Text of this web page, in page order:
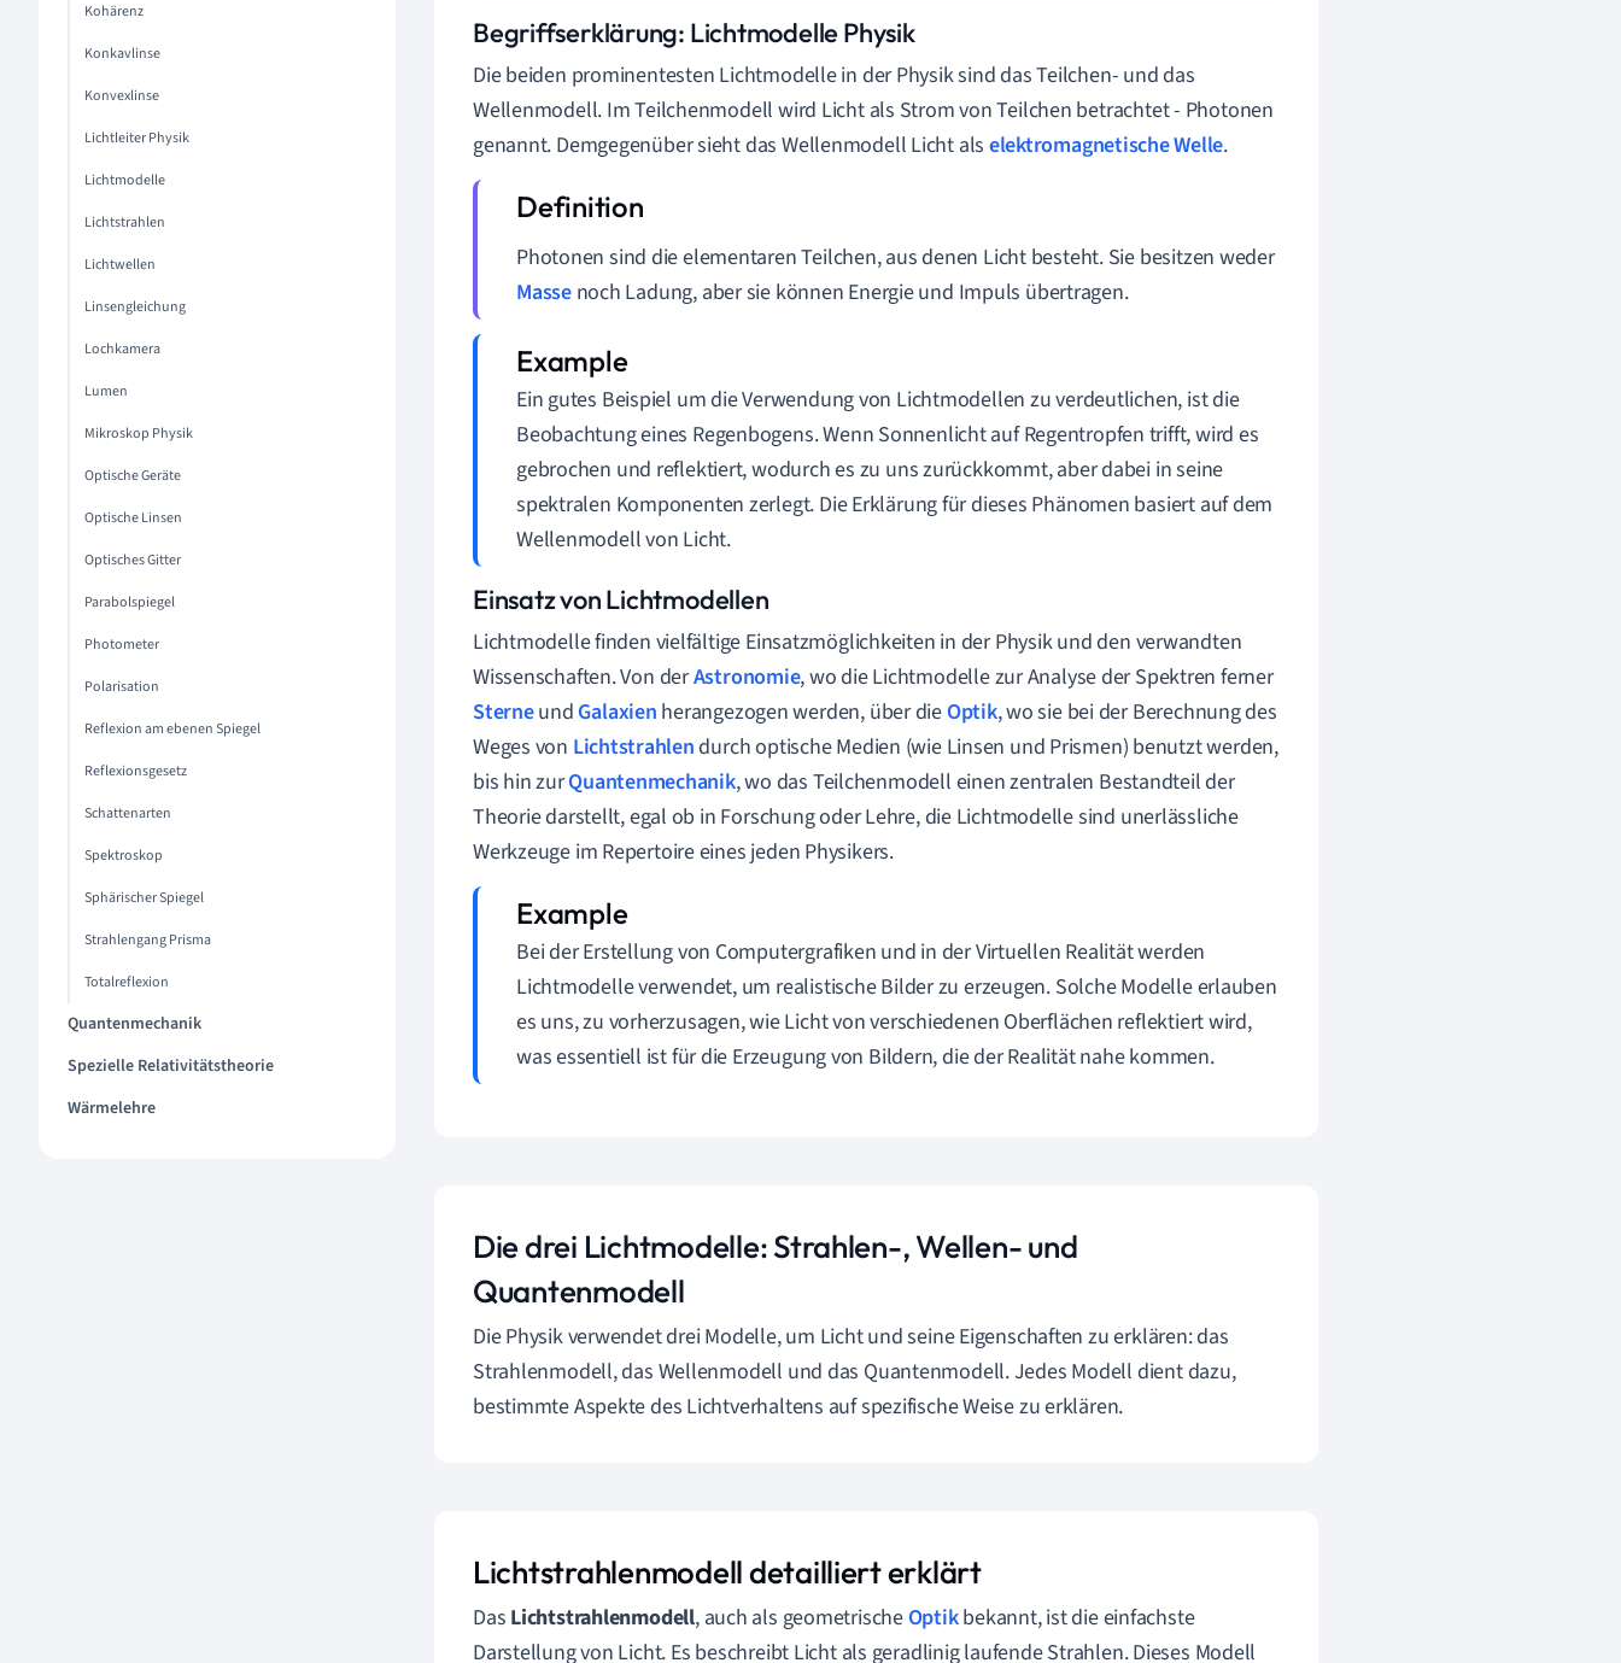
Kohärenz
Konkavlinse
Konvexlinse
Lichtleiter Physik
Lichtmodelle
Lichtstrahlen
Lichtwellen
Linsengleichung
Lochkamera
Lumen
Mikroskop Physik
Optische Geräte
Optische Linsen
Optisches Gitter
Parabolspiegel
Photometer
Polarisation
Reflexion am ebenen Spiegel
Reflexionsgesetz
Schattenarten
Spektroskop
Sphärischer Spiegel
Strahlengang Prisma
Totalreflexion
Quantenmechanik
Spezielle Relativitätstheorie
Wärmelehre
Begriffserklärung: Lichtmodelle Physik
Die beiden prominentesten Lichtmodelle in der Physik sind das Teilchen- und das
Wellenmodell. Im Teilchenmodell wird Licht als Strom von Teilchen betrachtet - Photonen
genannt. Demgegenüber sieht das Wellenmodell Licht als elektromagnetische Welle.
Photonen sind die elementaren Teilchen, aus denen Licht besteht. Sie besitzen weder
Massenoch Ladung, aber sie können Energie und Impuls übertragen.
Ein gutes Beispiel um die Verwendung von Lichtmodellen zu verdeutlichen, ist die
Beobachtung eines Regenbogens. Wenn Sonnenlicht auf Regentropfen trifft, wird es
gebrochen und reflektiert, wodurch es zu uns zurückkommt, aber dabei in seine
spektralen Komponenten zerlegt. Die Erklärung für dieses Phänomen basiert auf dem
Wellenmodell von Licht.
Einsatz von Lichtmodellen
Lichtmodelle finden vielfältige Einsatzmöglichkeiten in der Physik und den verwandten
Wissenschaften. Von derAstronomie, wo die Lichtmodelle zur Analyse der Spektren ferner
Sterneund Galaxien herangezogen werden, über die Optik, wo sie bei der Berechnung des
Weges von Lichtstrahlendurch optische Medien (wie Linsen und Prismen) benutzt werden,
bis hin zurQuantenmechanik, wo das Teilchenmodell einen zentralen Bestandteil der
Theorie darstellt, egal ob in Forschung oder Lehre, die Lichtmodelle sind unerlässliche
Werkzeuge im Repertoire eines jeden Physikers.
Bei der Erstellung von Computergrafiken und in der Virtuellen Realität werden
Lichtmodelle verwendet, um realistische Bilder zu erzeugen. Solche Modelle erlauben
es uns, zu vorherzusagen, wie Licht von verschiedenen Oberflächen reflektiert wird,
was essentiell ist für die Erzeugung von Bildern, die der Realität nahe kommen.
Die drei Lichtmodelle: Strahlen-, Wellen- und
Quantenmodell
Die Physik verwendet drei Modelle, um Licht und seine Eigenschaften zu erklären: das
Strahlenmodell, das Wellenmodell und das Quantenmodell. Jedes Modell dient dazu,
bestimmte Aspekte des Lichtverhaltens auf spezifische Weise zu erklären.
Lichtstrahlenmodell detailliert erklärt
Das Lichtstrahlenmodell, auch als geometrische Optikbekannt, ist die einfachste
Darstellung von Licht. Es beschreibt Licht als geradlinig laufende Strahlen. Dieses Modell